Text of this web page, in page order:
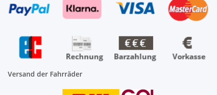
Versand der Fahrräder